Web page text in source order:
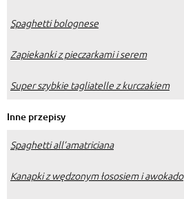
Spaghetti bolognese
Zapiekanki z pieczarkami i serem
Super szybkie tagliatelle z kurczakiem
Inne przepisy
Spaghetti all’amatriciana
Kanapki z wędzonym łososiem i awokado